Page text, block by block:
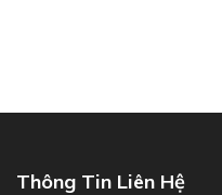
Thông Tin Liên Hệ